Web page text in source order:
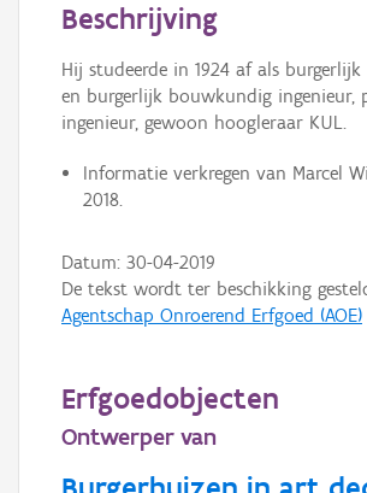
Hergebruik
Beschrijving
Hij studeerde in 1924 af als
en burgerlijk bouwkundig ingenieur,
ingenieur, gewoon hoogleraar KUL.
Informatie verkregen van Marcel
2018.
Datum: 30-04-2019
De tekst wordt ter beschikking
Agentschap Onroerend Erfgoed (AOE)
Erfgoedobjecten
Ontwerper van